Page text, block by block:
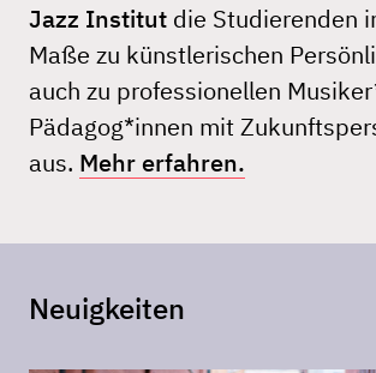
Jazz Institut die Studierenden
Maße zu künstlerischen
auch zu professionellen
Pädagog*innen mit
aus. Mehr erfahren.
Neuigkeiten